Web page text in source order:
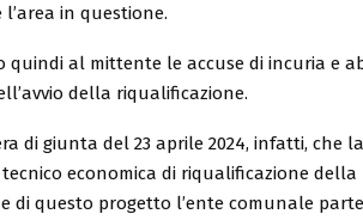
in questione.
quindi al mittente le accuse di incuria e
della riqualificazione.
di giunta del 23 aprile 2024, infatti, che
economica di riqualificazione
di questo progetto l’ente comunale